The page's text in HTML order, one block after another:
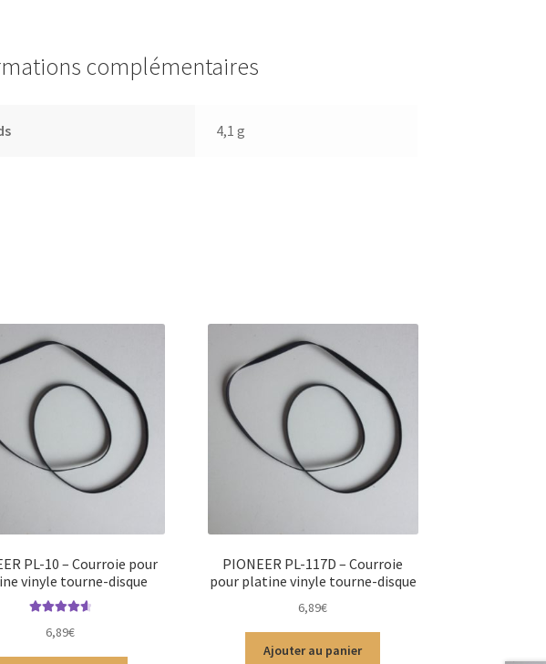
platine
vinyle
complémentaires
4,1 g
PL-10 – Courroie pour
vinyle tourne-disque
sur 5
6,89€
PIONEER PL-117D – Courroie
pour platine vinyle tourne-disque
6,89€
Ajouter au panier